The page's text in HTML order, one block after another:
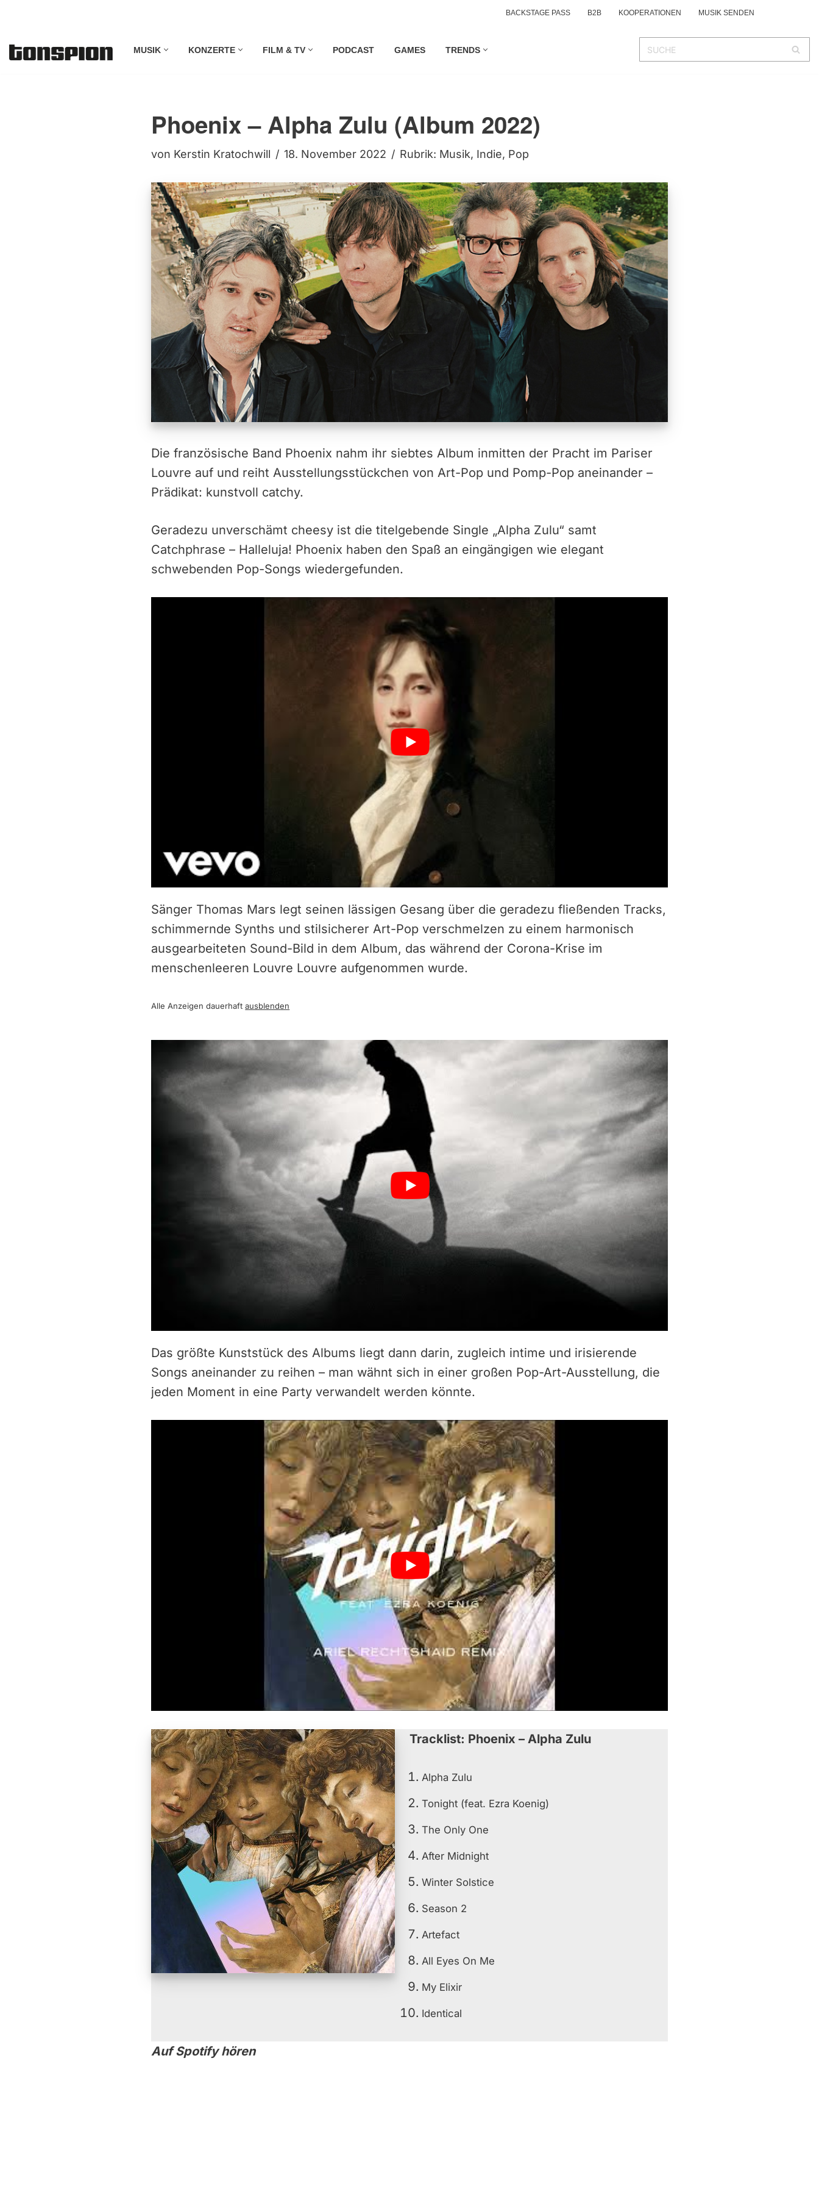
Inhalt
BACKSTAGE PASS B2B KOOPERATIONEN MUSIK SENDEN
MUSIK KONZERTE FILM & TV PODCAST GAMES TRENDS
Phoenix – Alpha Zulu (Album 2022)
von Kerstin Kratochwill 18. November 2022 Rubrik: Musik, Indie, Pop
Die französische Band Phoenix nahm ihr siebtes Album inmitten der Pracht im Pariser
Louvre auf und reiht Ausstellungsstückchen von Art-Pop und Pomp-Pop aneinander –
Prädikat: kunstvoll catchy.
Geradezu unverschämt cheesy ist die titelgebende Single „Alpha Zulu“ samt
Catchphrase – Halleluja! Phoenix haben den Spaß an eingängigen wie elegant
schwebenden Pop-Songs wiedergefunden.
Sänger Thomas Mars legt seinen lässigen Gesang über die geradezu fließenden Tracks,
schimmernde Synths und stilsicherer Art-Pop verschmelzen zu einem harmonisch
ausgearbeiteten Sound-Bild in dem Album, das während der Corona-Krise im
menschenleeren Louvre Louvre aufgenommen wurde.
Alle Anzeigen dauerhaftausblenden
Das größte Kunststück des Albums liegt dann darin, zugleich intime und irisierende
Songs aneinander zu reihen – man wähnt sich in einer großen Pop-Art-Ausstellung, die
jeden Moment in eine Party verwandelt werden könnte.
Tracklist: Phoenix – Alpha Zulu
Alpha Zulu
Tonight (feat. Ezra Koenig)
The Only One
After Midnight
Winter Solstice
Season 2
Artefact
All Eyes On Me
My Elixir
Identical
Auf Spotify hören